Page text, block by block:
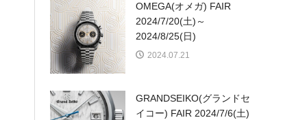
OMEGA(オメガ) FAIR
2024/7/20(土)～
2024/8/25(日)
2024.07.21
GRANDSEIKO(グランドセ
イコー) FAIR 2024/7/6(土)